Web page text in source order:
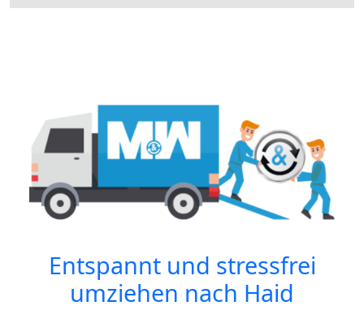
Entspannt und stressfrei
umziehen nach Haid